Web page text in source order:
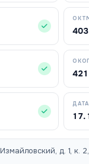
д. 1, к.